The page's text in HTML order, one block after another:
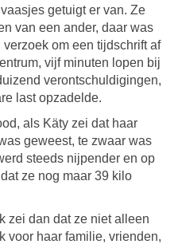
getuigt er van. Ze
van een ander, daar was
om een tijdschrift af
vijf minuten lopen bij
verontschuldigingen,
last opzadelde.
als Käty zei dat haar
geweest, te zwaar was
steeds nijpender en op
ze nog maar 39 kilo
zei dan dat ze niet alleen
voor haar familie, vrienden,